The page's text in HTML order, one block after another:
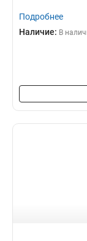
Подробнее
Наличие: В